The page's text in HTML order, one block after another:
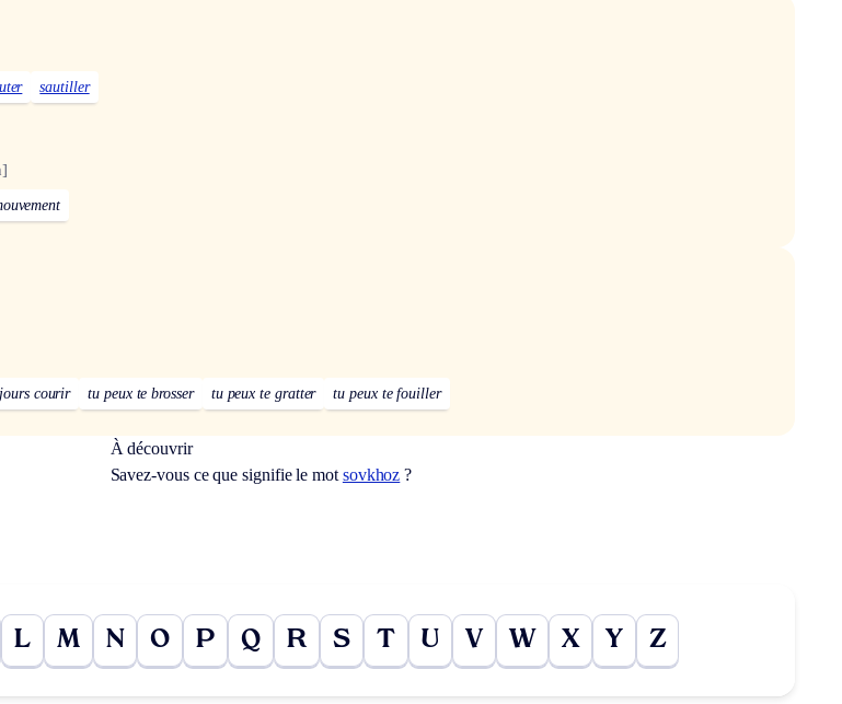
sautiller
courir tu peux te brosser tu peux te gratter tu peux te fouiller
À découvrir
Savez-vous ce que signifie le mot sovkhoz ?
L M N O P Q R S T U V W X Y Z